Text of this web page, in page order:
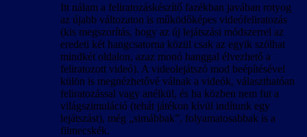
Itt nálam a feliratozáskészítő fazékban javában rotyog
az újabb változaton is működőképes videófeliratozás
(kis megszorítás, hogy az új lejátszási módszerrel az
eredeti két hangcsatorna közül csak az egyik szólhat
mindkét oldalon, azaz monó hanggal élvezhető a
feliratozott videó). A videolejátszó mod beépítésével
külön is megnézhetővé válnak a videók, választhatóan
feliratozással vagy anélkül, és ha közben nem fut a
világszimuláció (tehát játékon kívül indítunk egy
lejátszást), még „simábbak”, folyamatosabbak is a
filmecskék.